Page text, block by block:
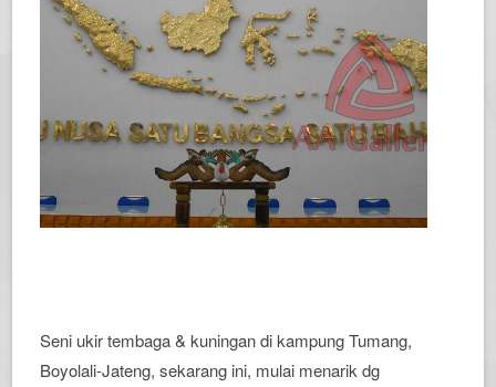
Seni ukir tembaga & kuningan di kampung Tumang,
Boyolali-Jateng, sekarang ini, mulai menarik dg